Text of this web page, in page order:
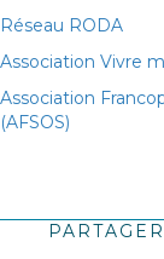
Réseau RODA
Association Vivre
Association
(AFSOS)